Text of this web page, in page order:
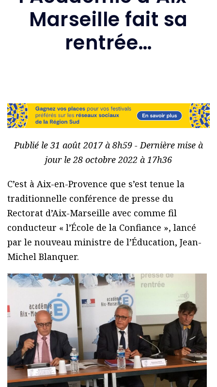
Marseille fait sa
rentrée…
Publié le 31 août 2017 à 8h59 - Dernière mise à
jour le 28 octobre 2022 à 17h36
C’est à Aix-en-Provence que s’est tenue la
traditionnelle conférence de presse du
Rectorat d’Aix-Marseille avec comme fil
conducteur « l’École de la Confiance », lancé
par le nouveau ministre de l’Éducation, Jean-
Michel Blanquer.